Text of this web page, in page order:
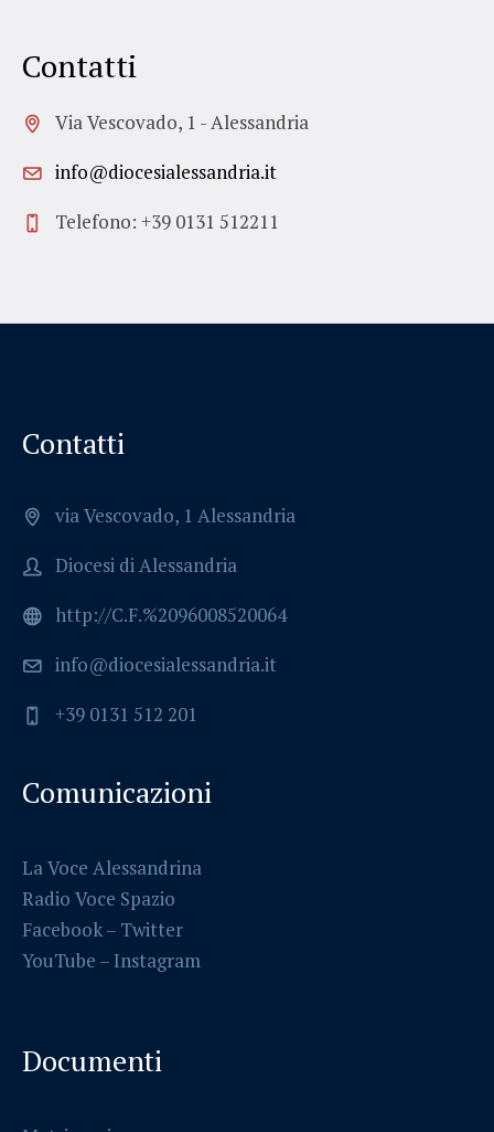
Contatti
Via Vescovado, 1 - Alessandria
info@diocesialessandria.it
Telefono: +39 0131 512211
Contatti
via Vescovado, 1 Alessandria
Diocesi di Alessandria
http://C.F.%2096008520064
info@diocesialessandria.it
+39 0131 512 201
Comunicazioni
La Voce Alessandrina
Radio Voce Spazio
Facebook– Twitter
YouTube – Instagram
Documenti